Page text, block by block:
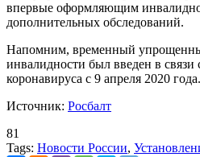
впервые оформляющим
дополнительных обследований.
Напомним, временный
инвалидности был введен в связи
коронавируса с 9 апреля 2020 года.
Источник: Росбалт
81
Tags: Новости России,